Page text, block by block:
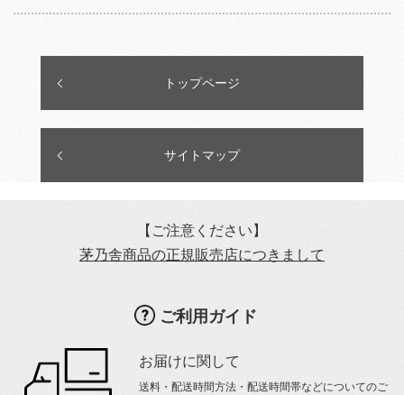
トップページ
サイトマップ
【ご注意ください】
茅乃舎商品の正規販売店につきまして
ご利用ガイド
お届けに関して
送料・配送時間方法・配送時間帯などについてのご